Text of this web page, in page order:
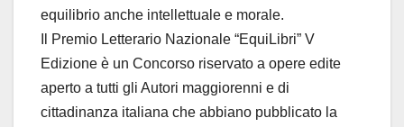
equilibrio anche intellettuale e morale.
Il Premio Letterario Nazionale “EquiLibri” V
Edizione è un Concorso riservato a opere edite
aperto a tutti gli Autori maggiorenni e di
cittadinanza italiana che abbiano pubblicato la